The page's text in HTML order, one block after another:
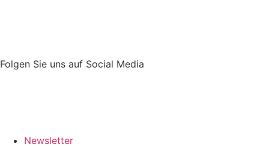
Folgen Sie uns auf Social Media
Newsletter